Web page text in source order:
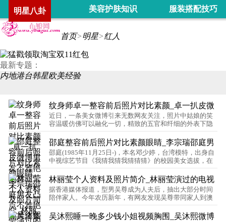
明星八卦 美容护肤知识 服装搭配技巧
首页>明星>红人
最新专题：
内地港台韩星欧美经验
纹身师卓一整容前后照片对比素颜_卓一扒皮微
博男友不雅艳照片
近日，一条美女微博引来无数网友关注，照片中姑娘的笑
容温暖仿佛可以融化一切，精致的五官和纤细的外表下隐
藏着一颗叛逆不安的心。不过，其照片形似陈冠希，也遭
网友热议。…
邵庭整容前后照片对比素颜眼睛_李宗瑞邵庭男
友凸点不雅艳照片全集
邵庭(1985年11月25日-)，本名邓少婷，台湾模特，出身自
中视综艺节目《我猜我猜我猜猜猜》的校园美女选拔，在
中天综合台的全民最大党节目中以模仿光阴的故事中的角
色孙一美而走红。…
林丽莹个人资料及照片简介_林丽莹演过的电视
剧_吴尊老婆美翻了
据香港媒体报道，型男吴尊成为人夫后，抽出大部分时间
陪伴家人。今年农历新年，有网友发现吴尊带同家人到澳
洲墨尔本旅行，连一向未有公开场合露面的太太亦有同
行。网友还大赞吴太身材高瘦，够靓够上镜！…
吴沐熙睡一晚多少钱小姐视频胸围_吴沐熙微博